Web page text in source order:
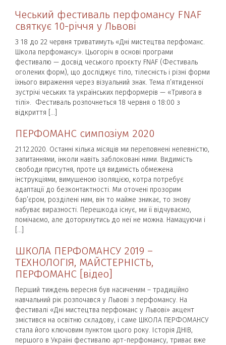
Чеський фестиваль перфомансу FNAF
святкує 10-річчя у Львові
З 18 до 22 червня триватимуть «Дні мистецтва перфоманс.
Школа перфомансу». Цьогоріч в основі програми
фестивалю — досвід чеського проєкту FNAF (Фестиваль
оголених форм), що досліджує тіло, тілесність і різні форми
їхнього вираження через візуальний знак. Тема п’ятиденної
зустрічі чеських та українських перформерів — «Тривога в
тілі». Фестиваль розпочнеться 18 червня о 18:00 з
відкриття […]
ПЕРФОМАНС симпозіум 2020
21.12.2020. Останні кілька місяців ми переповнені непевністю,
запитаннями, інколи навіть заблоковані ними. Видимість
свободи присутня, проте ця видимість обмежена
інструкціями, вимушеною ізоляцією, котра потребує
адаптації до безконтактності. Ми оточені прозорим
бар’єром, розділені ним, він то майже зникає, то знову
набуває виразності. Перешкода існує, ми її відчуваємо,
помічаємо, але доторкнутись до неї не можна. Намацуючи і
[…]
ШКОЛА ПЕРФОМАНСУ 2019 –
ТЕХНОЛОГІЯ, МАЙСТЕРНІСТЬ,
ПЕРФОМАНС [відео]
Перший тиждень вересня був насиченим – традиційно
навчальний рік розпочався у Львові з перфомансу. На
фестивалі «Дні мистецтва перфоманс у Львові» акцент
змістився на освітню складову, і саме ШКОЛА ПЕРФОМАНСУ
стала його ключовим пунктом цього року. Історія ДНІВ,
першого в Україні фестивалю арт-перфомансу, триває вже